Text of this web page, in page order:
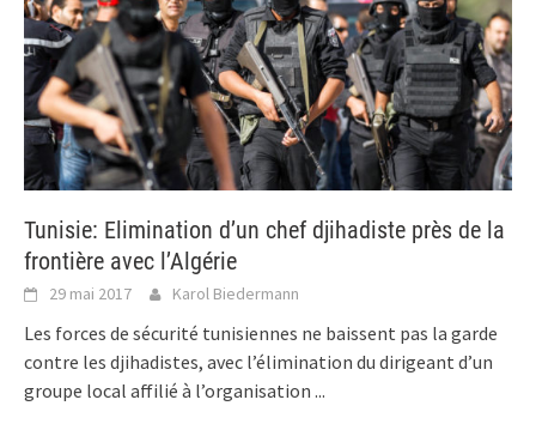
Tunisie: Elimination d’un chef djihadiste près de la
frontière avec l’Algérie
29 mai 2017 Karol Biedermann
Les forces de sécurité tunisiennes ne baissent pas la garde
contre les djihadistes, avec l’élimination du dirigeant d’un
groupe local affilié à l’organisation ...